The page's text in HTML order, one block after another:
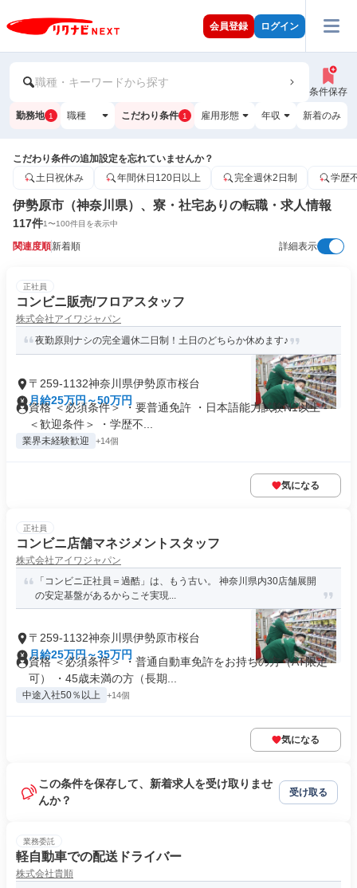
会員登録 ログイン
職種・キーワードから探す
条件保存
勤務地 1 職種 こだわり条件 1 雇用形態 年収 新着のみ
こだわり条件の追加設定を忘れていませんか？
土日祝休み
年間休日120日以上 完全週休2日制 学歴
伊勢原市（神奈川県）、寮・社宅ありの転職・求人情報
117件1〜100件目を表示中
関連度順新着順 詳細表示
正社員
コンビニ販売/フロアスタッフ
株式会社アイワジャパン
夜勤原則ナシの完全週休二日制！土日のどちらか休めます♪
〒259-1132神奈川県伊勢原市桜台
月給25万円～50万円
資格 ＜必須条件＞ ・要普通免許 ・日本語能力試験N1以上 -
＜歓迎条件＞ ・学歴不...
業界未経験歓迎 +14個
気になる
正社員
コンビニ店舗マネジメントスタッフ
株式会社アイワジャパン
「コンビニ正社員＝過酷」は、もう古い。 神奈川県内30店舗展開
の安定基盤があるからこそ実現...
〒259-1132神奈川県伊勢原市桜台
月給25万円～35万円
資格 ＜必須条件＞ ・普通自動車免許をお持ちの方（AT限定
可） ・45歳未満の方（長期...
中途入社50％以上 +14個
気になる
この条件を保存して、新着求人を受け取りませ
んか？
受け取る
業務委託
軽自動車での配送ドライバー
株式会社貴順